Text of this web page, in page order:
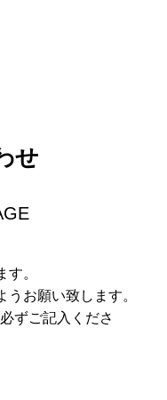
せ
。
お願い致します。
ずご記入くださ